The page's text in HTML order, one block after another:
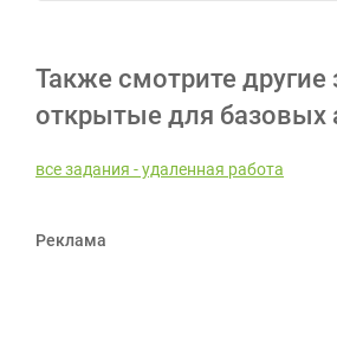
Также смотрите другие
открытые для базовых
все задания - удаленная работа
Реклама